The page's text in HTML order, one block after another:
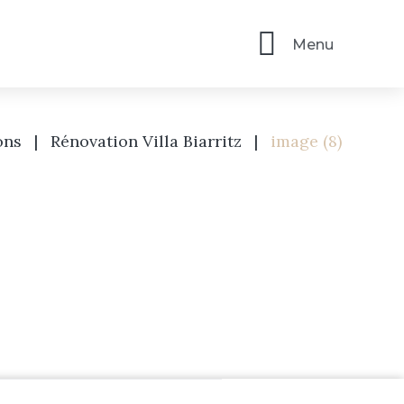
Menu
| Rénovation Villa Biarritz | image (8)